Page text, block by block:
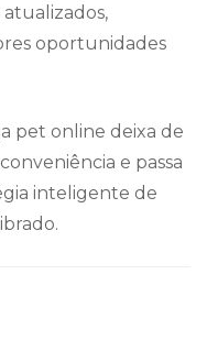
oportunidades
pet online deixa de
e passa
inteligente de